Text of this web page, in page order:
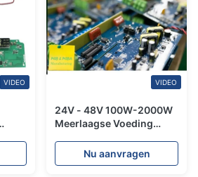
VIDEO VIDEO
24V - 48V 100W-2000W
Meerlaagse Voeding
Printplaat ISO9001
Nu aanvragen